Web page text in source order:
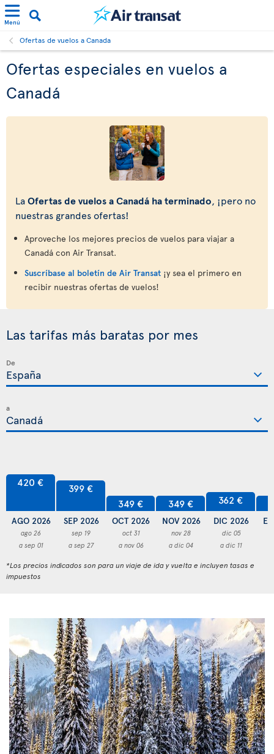
Menú
Ofertas de vuelos a Canada
Ofertas especiales en vuelos a
Canadá
LaOfertas de vuelos a Canadá ha terminado, ¡pero no
nuestras grandes ofertas!
Aproveche los mejores precios de vuelos para viajar a
Canadá con Air Transat.
Suscríbase al boletín de Air Transat ¡y sea el primero en
recibir nuestras ofertas de vuelos!
Las tarifas más baratas por mes
De
a
420 €
AGO 2026
ago 26
a sep 01
399 €
SEP 2026
sep 19
a sep 27
349 €
OCT 2026
oct 31
a nov 06
349 €
NOV 2026
nov 28
a dic 04
362 €
DIC 2026
dic 05
a dic 11
*Los precios indicados son para un viaje de ida y vuelta e incluyen tasas e
impuestos